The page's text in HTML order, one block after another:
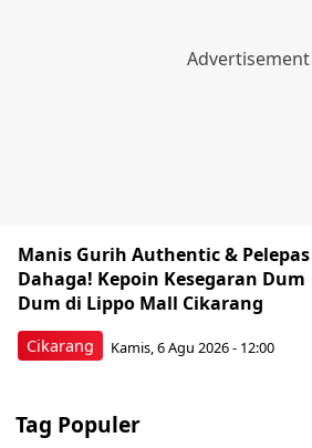
Cikarang
Manis Gurih Authentic & Pelepas
Dahaga! Kepoin Kesegaran Dum
Dum di Lippo Mall Cikarang
Kamis, 6 Agu 2026 - 12:00
Tag Populer